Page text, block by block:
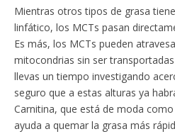
Mientras otros tipos de grasa
linfático, los MCTs pasan
Es más, los MCTs pueden
mitocondrias sin ser
llevas un tiempo investigando
seguro que a estas alturas ya
Carnitina, que está de moda
ayuda a quemar la grasa más